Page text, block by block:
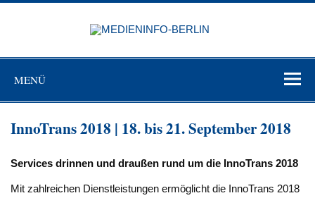
Zum
MENÜ
InnoTrans 2018 | 18. bis 21. September 2018
Services drinnen und draußen rund um die InnoTrans 2018
Mit zahlreichen Dienstleistungen ermöglicht die InnoTrans 2018